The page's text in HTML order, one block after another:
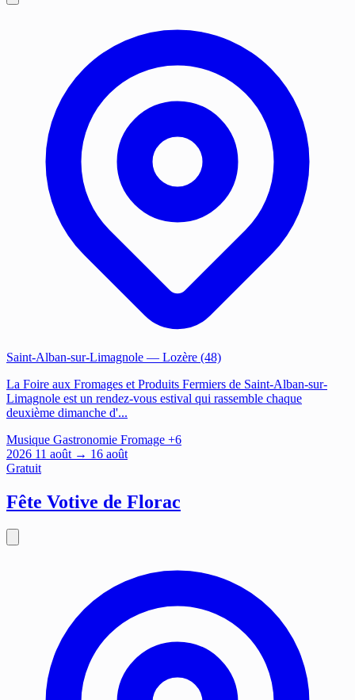
Saint-Alban-sur-Limagnole — Lozère (48)
La Foire aux Fromages et Produits Fermiers de Saint-Alban-sur-
Limagnole est un rendez-vous estival qui rassemble chaque
deuxième dimanche d'...
Musique Gastronomie Fromage +6
2026 11 août → 16 août
Gratuit
Fête Votive de Florac